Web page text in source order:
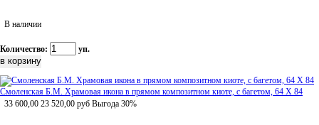
В наличии
Количество: уп.
Смоленская Б.М. Храмовая икона в прямом композитном киоте, с багетом, 64 Х 84
33 600,00 23 520,00 руб Выгода 30%